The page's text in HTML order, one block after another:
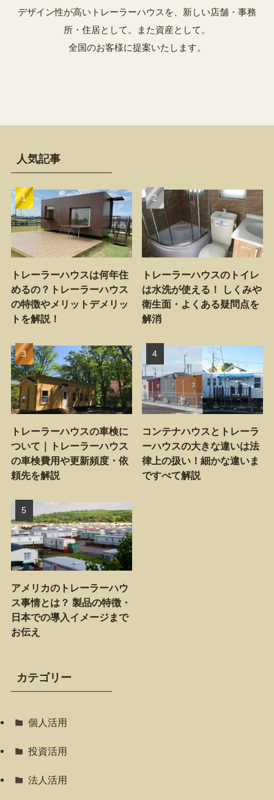
デザイン性が高いトレーラーハウスを、新しい店舗・事務
所・住居として。また資産として。
全国のお客様に提案いたします。
人気記事
トレーラーハウスは何年住
めるの？トレーラーハウス
の特徴やメリットデメリッ
トを解説！
トレーラーハウスのトイレ
は水洗が使える！ しくみや
衛生面・よくある疑問点を
解消
トレーラーハウスの車検に
ついて｜トレーラーハウス
の車検費用や更新頻度・依
頼先を解説
コンテナハウスとトレーラ
ーハウスの大きな違いは法
律上の扱い！細かな違いま
ですべて解説
アメリカのトレーラーハウ
ス事情とは？ 製品の特徴・
日本での導入イメージまで
お伝え
カテゴリー
個人活用
投資活用
法人活用